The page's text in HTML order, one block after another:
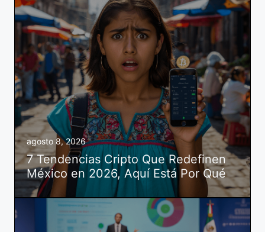
agosto 8, 2026
7 Tendencias Cripto Que Redefinen
México en 2026, Aquí Está Por Qué